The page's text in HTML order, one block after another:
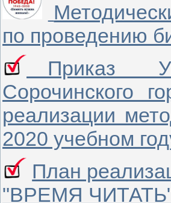
по проведению
Приказ
Сорочинского
реализации
2020 учебном
План
"ВРЕМЯ